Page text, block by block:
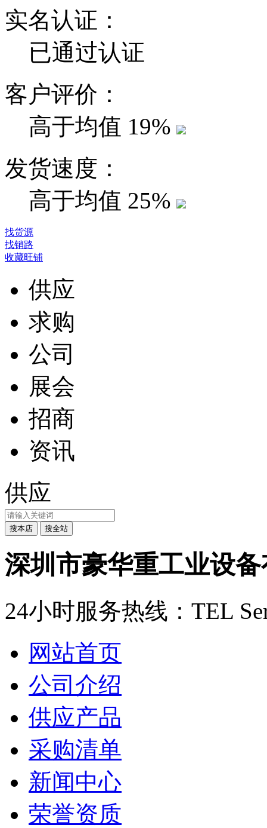
实名认证：
已通过认证
客户评价：
高于均值 19%
发货速度：
高于均值 25%
找货源
找销路
收藏旺铺
供应
求购
公司
展会
招商
资讯
供应
深圳市豪华重工业设
24小时服务热线： TEL
网站首页
公司介绍
供应产品
采购清单
新闻中心
荣誉资质